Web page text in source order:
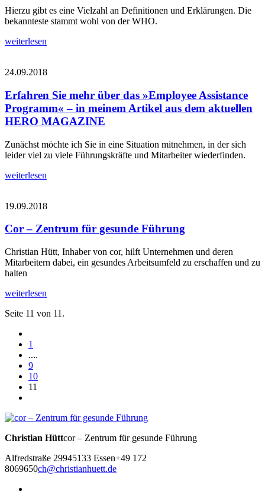
Hierzu gibt es eine Vielzahl an Definitionen und Erklärungen. Die
bekannteste stammt wohl von der WHO.
weiterlesen
24.09.2018
Erfahren Sie mehr über das »Employee Assistance
Programm« – in meinem Artikel aus dem aktuellen
HERO MAGAZINE
Zunächst möchte ich Sie in eine Situation mitnehmen, in der sich
leider viel zu viele Führungskräfte und Mitarbeiter wiederfinden.
weiterlesen
19.09.2018
Cor – Zentrum für gesunde Führung
Christian Hütt, Inhaber von cor, hilft Unternehmen und deren
Mitarbeitern dabei, ein gesundes Arbeitsumfeld zu erschaffen und zu
halten
weiterlesen
Seite 11 von 11.
1
....
9
10
11
Christian Hüttcor – Zentrum für gesunde Führung
Alfredstraße 29945133 Essen+49 172
8069650ch@christianhuett.de